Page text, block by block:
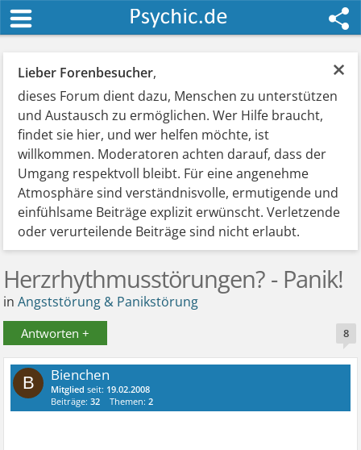
×
Lieber Forenbesucher,
dieses Forum dient dazu, Menschen zu unterstützen
und Austausch zu ermöglichen. Wer Hilfe braucht,
findet sie hier, und wer helfen möchte, ist
willkommen. Moderatoren achten darauf, dass der
Umgang respektvoll bleibt. Für eine angenehme
Atmosphäre sind verständnisvolle, ermutigende und
einfühlsame Beiträge explizit erwünscht. Verletzende
oder verurteilende Beiträge sind nicht erlaubt.
Herzrhythmusstörungen? - Panik!
inAngststörung & Panikstörung
Antworten + 8
B Bienchen
Mitglied seit: 19.02.2008
Beiträge:32 Themen:2